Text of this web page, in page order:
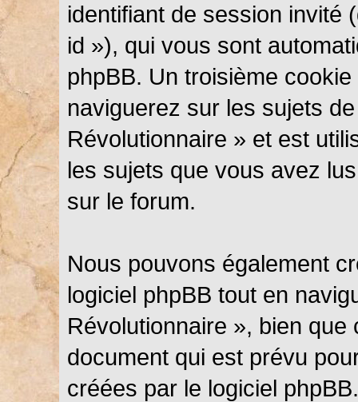
identifiant de session invité
id »), qui vous sont
phpBB. Un troisième
naviguerez sur les sujets
Révolutionnaire » et est
les sujets que vous avez
sur le forum.
Nous pouvons également
logiciel phpBB tout en
Révolutionnaire », bien
document qui est prévu
créées par le logiciel